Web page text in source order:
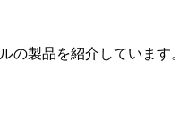
の製品を紹介しています。